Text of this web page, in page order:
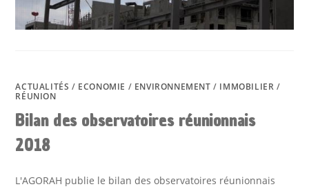
ACTUALITÉS / ECONOMIE / ENVIRONNEMENT / IMMOBILIER /
RÉUNION
Bilan des observatoires réunionnais
2018
L'AGORAH publie le bilan des observatoires réunionnais